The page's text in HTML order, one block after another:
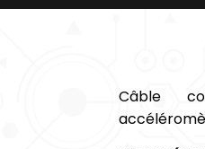
Câble